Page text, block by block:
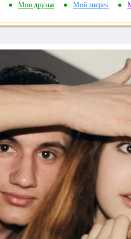
Мои друзья Мой зверек